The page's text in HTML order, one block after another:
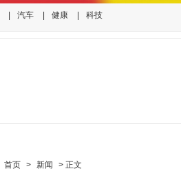
汽车 健康 科技
首页 > 新闻 > 正文